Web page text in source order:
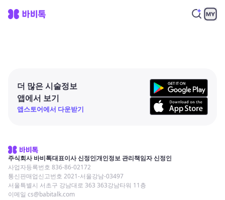
더 많은 시술정보
앱에서 보기
앱스토어에서 다운받기
주식회사 바비톡대표이사 신정인개인정보 관리책임자 신정인
사업자등록번호 836-86-02172
통신판매업신고번호 2021-서울강남-03497
서울특별시 서초구 강남대로 363 363강남타워 11층
이메일 cs@babitalk.com